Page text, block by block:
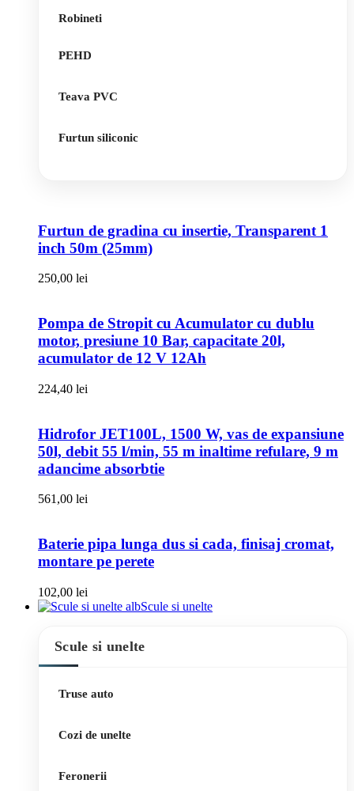
Robineti
PEHD
Teava PVC
Furtun siliconic
Furtun de gradina cu insertie, Transparent 1
inch 50m (25mm)
250,00 lei
Pompa de Stropit cu Acumulator cu dublu
motor, presiune 10 Bar, capacitate 20l,
acumulator de 12 V 12Ah
224,40 lei
Hidrofor JET100L, 1500 W, vas de expansiune
50l, debit 55 l/min, 55 m inaltime refulare, 9 m
adancime absorbtie
561,00 lei
Baterie pipa lunga dus si cada, finisaj cromat,
montare pe perete
102,00 lei
Scule si unelte
Scule si unelte
Truse auto
Cozi de unelte
Feronerii